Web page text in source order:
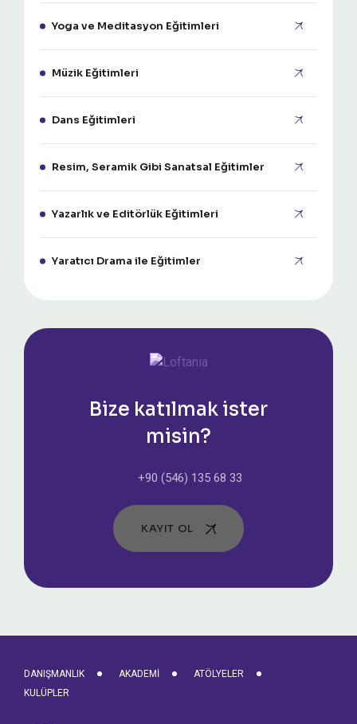
Yoga ve Meditasyon Eğitimleri
Müzik Eğitimleri
Dans Eğitimleri
Resim, Seramik Gibi Sanatsal Eğitimler
Yazarlık ve Editörlük Eğitimleri
Yaratıcı Drama ile Eğitimler
Bize katılmak ister
misin?
+90 (546) 135 68 33
KAYIT OL
DANIŞMANLIK AKADEMI
ATÖLYELER
KULÜPLER